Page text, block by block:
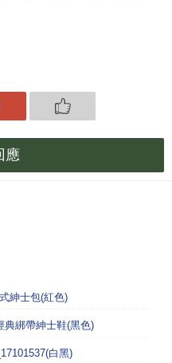
應
紳士包(紅色)
典綁帶紳士鞋(黑色)
白黑)